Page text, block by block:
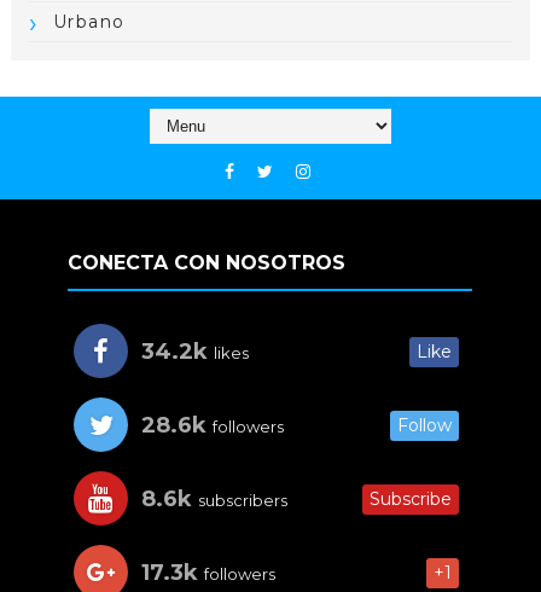
Urbano
CONECTA CON NOSOTROS
34.2k likes Like
28.6k followers Follow
8.6k subscribers Subscribe
17.3k followers +1